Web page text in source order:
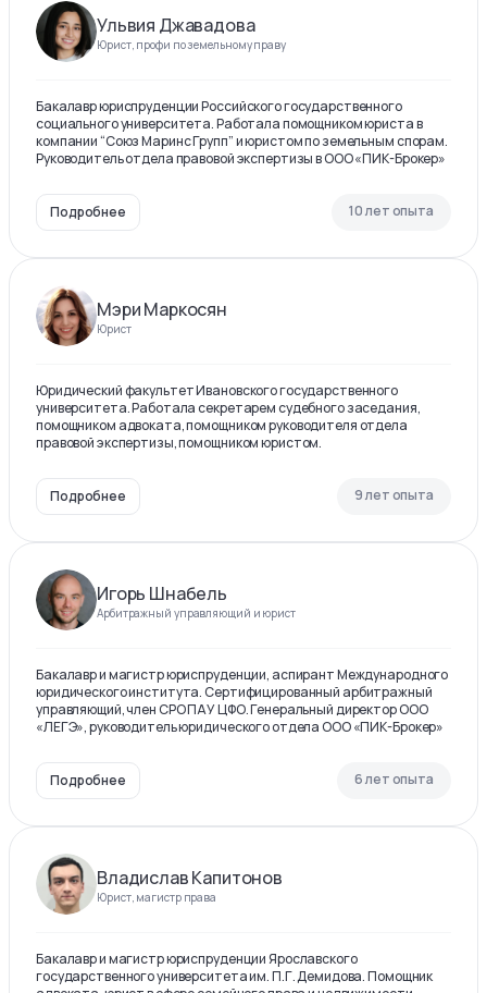
Ульвия Джавадова
Юрист, профи по земельному праву
Бакалавр юриспруденции Российского государственного
социального университета. Работала помощником юриста в
компании “Союз Маринс Групп” и юристом по земельным спорам.
Руководитель отдела правовой экспертизы в ООО «ПИК-Брокер»
Подробнее 10 лет опыта
Мэри Маркосян
Юрист
Юридический факультет Ивановского государственного
университета. Работала секретарем судебного заседания,
помощником адвоката, помощником руководителя отдела
правовой экспертизы, помощником юристом.
Подробнее 9 лет опыта
Игорь Шнабель
Арбитражный управляющий и юрист
Бакалавр и магистр юриспруденции, аспирант Международного
юридического института. Сертифицированный арбитражный
управляющий, член СРО ПАУ ЦФО. Генеральный директор ООО
«ЛЕГЭ», руководитель юридического отдела ООО «ПИК-Брокер»
Подробнее 6 лет опыта
Владислав Капитонов
Юрист, магистр права
Бакалавр и магистр юриспруденции Ярославского
государственного университета им. П.Г. Демидова. Помощник